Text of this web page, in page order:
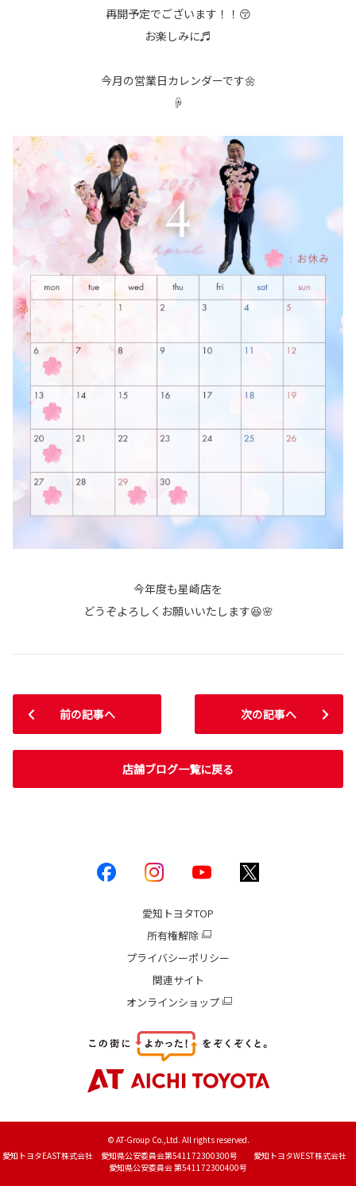
再開予定でございます！！😚
お楽しみに♬
今月の営業日カレンダーです🌼
☟
今年度も星崎店を
どうぞよろしくお願いいたします😆🌸
前の記事へ
店舗ブログ一覧に戻る
次の記事へ
愛知トヨタTOP
所有権解除
プライバシーポリシー
関連サイト
オンラインショップ
© AT-Group Co.,Ltd. All rights reserved.
愛知トヨタEAST株式会社 愛知県公安委員会第541172300300号 愛知トヨタWEST株式会社
愛知県公安委員会 第541172300400号